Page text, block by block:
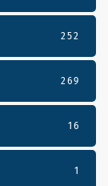
252
269
16
1